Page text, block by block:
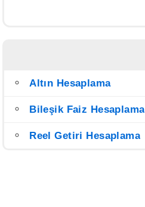
Altın Hesaplama
Bileşik Faiz Hesaplama
Reel Getiri Hesaplama